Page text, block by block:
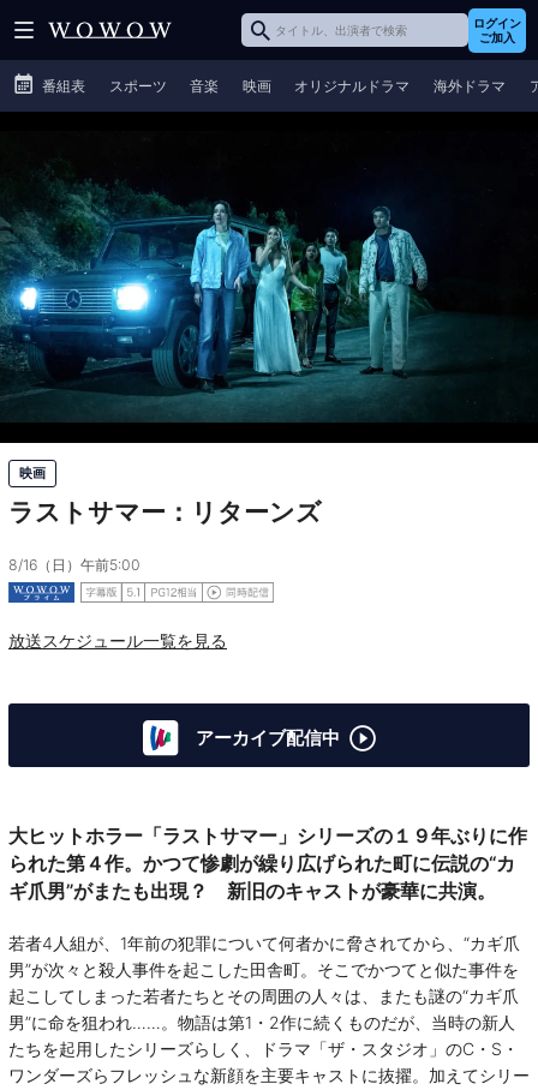
ログイン
ご加入
番組表 スポーツ 音楽 映画 オリジナルドラマ 海外ドラマ
映画
ラストサマー：リターンズ
8/16（日）午前5:00
放送スケジュール一覧を見る
アーカイブ配信中
大ヒットホラー「ラストサマー」シリーズの１９年ぶりに作
られた第４作。かつて惨劇が繰り広げられた町に伝説の“カ
ギ爪男”がまたも出現？ 新旧のキャストが豪華に共演。
若者4人組が、1年前の犯罪について何者かに脅されてから、“カギ爪
男”が次々と殺人事件を起こした田舎町。そこでかつてと似た事件を
起こしてしまった若者たちとその周囲の人々は、またも謎の“カギ爪
男”に命を狙われ……。物語は第1・2作に続くものだが、当時の新人
たちを起用したシリーズらしく、ドラマ「ザ・スタジオ」のC・S・
ワンダーズらフレッシュな新顔を主要キャストに抜擢。加えてシリー